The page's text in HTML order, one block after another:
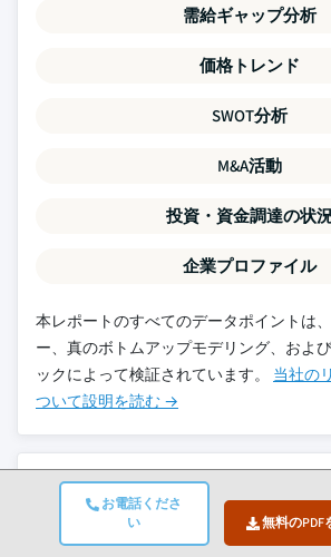
お電話くださ
い
無料のPDF
需給ギャップ分析
価格トレンド
SWOT分析
M&A活動
投資・資金調達の状
企業プロファイル
本レポートのすべてのデータポイントは
ー、真のボトムアップモデリング、およ
ックによって検証されています。 当社の
ついて設明を読む →
関連レポート